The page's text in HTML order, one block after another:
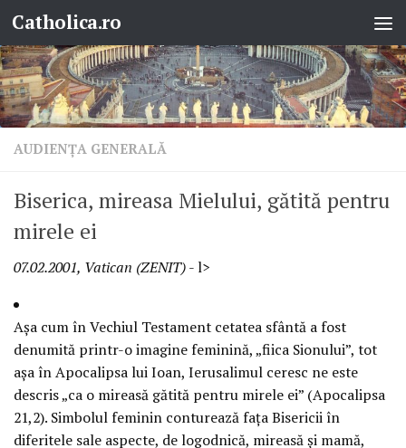
Skip to content
Catholica.ro
AUDIENŢA GENERALĂ
Biserica, mireasa Mielului, gătită pentru
mirele ei
07.02.2001, Vatican (ZENIT)- l>
Aşa cum în Vechiul Testament cetatea sfântă a fost
denumită printr-o imagine feminină, „fiica Sionului”, tot
aşa în Apocalipsa lui Ioan, Ierusalimul ceresc ne este
descris „ca o mireasă gătită pentru mirele ei” (Apocalipsa
21,2). Simbolul feminin conturează faţa Bisericii în
diferitele sale aspecte, de logodnică, mireasă şi mamă,